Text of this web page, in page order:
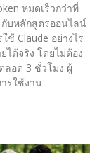
หมดเร็วกว่าที่
กับหลักสูตรออนไลน์
ช้ Claude อย่างไร
ด้จริง โดยไม่ต้อง
ลอด 3 ชั่วโมง ผู้
รใช้งาน